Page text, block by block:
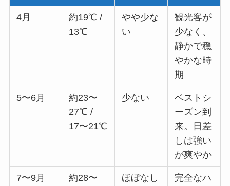
4月
約19℃ /
13℃
やや少な
い
観光客が
少なく、
静かで穏
やかな時
期
5〜6月
約23〜
27℃ /
17〜21℃
少ない
ベストシ
ーズン到
来。日差
しは強い
が爽やか
7〜9月
約28〜
ほぼなし
完全なハ